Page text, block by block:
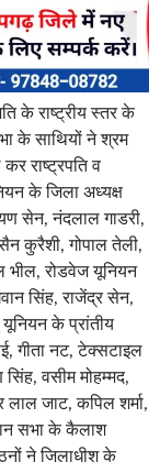
के राष्ट्रीय स्तर के
के साथियों ने श्रम
राष्ट्रपति व
के जिला अध्यक्ष
सेन, नंदलाल गाडरी,
कुरैशी, गोपाल तेली,
भील, रोडवेज यूनियन
सिंह, राजेंद्र सेन,
यूनियन के प्रांतीय
गीता नट, टेक्सटाइल
सिंह, वसीम मोहम्मद,
लाल जाट, कपिल शर्मा,
सभा के कैलाश
ने जिलाधीश के